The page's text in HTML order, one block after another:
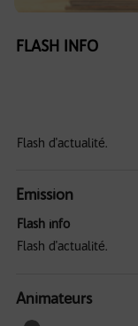
FLASH INFO
Flash d'actualité.
Emission
Flash info
Flash d'actualité.
Animateurs